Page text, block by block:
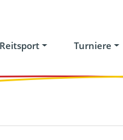
Reitsport Turniere